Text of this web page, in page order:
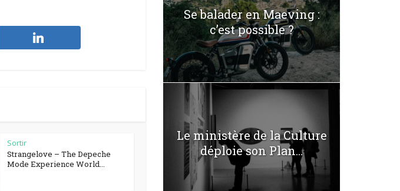
Sortir
Strangelove – The Depeche
Mode Experience World...
Se balader en Maeving :
c’est possible ?
Le ministère de la Culture
déploie son Plan...